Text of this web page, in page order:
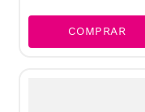
COMPRAR